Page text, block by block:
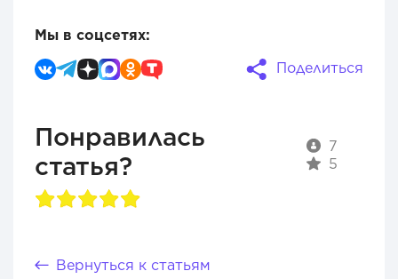
Мы в соцсетях:
Поделиться
Понравилась
статья?
7
5
Вернуться к статьям